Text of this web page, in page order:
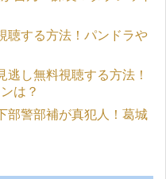
聴する方法！パンドラや
し無料視聴する方法！
は？
部警部補が真犯人！葛城